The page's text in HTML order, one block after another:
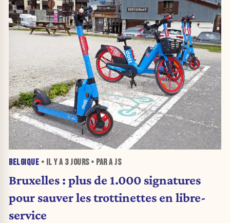
BELGIQUE • IL Y A 3 JOURS• PAR A JS
Bruxelles : plus de 1.000 signatures
pour sauver les trottinettes en libre-
service